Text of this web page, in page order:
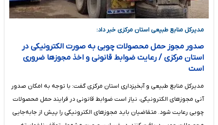
مدیرکل منابع طبیعی استان مرکزی خبر داد:
صدور مجوز حمل محصولات چوبی به صورت الکترونیکی در
استان مرکزی / رعایت ضوابط قانونی و اخذ مجوزها ضروری
است
مدیرکل منابع طبیعی و آبخیزداری استان مرکزی گفت: با توجه به امکان صدور
آنی مجوزهای الکترونیکی، نیاز است ضوابط قانونی در فرایند حمل محصولات
چوبی رعایت شود. متقاضیان باید مجوزهای الکترونیکی را پیش از جابه‌جایی